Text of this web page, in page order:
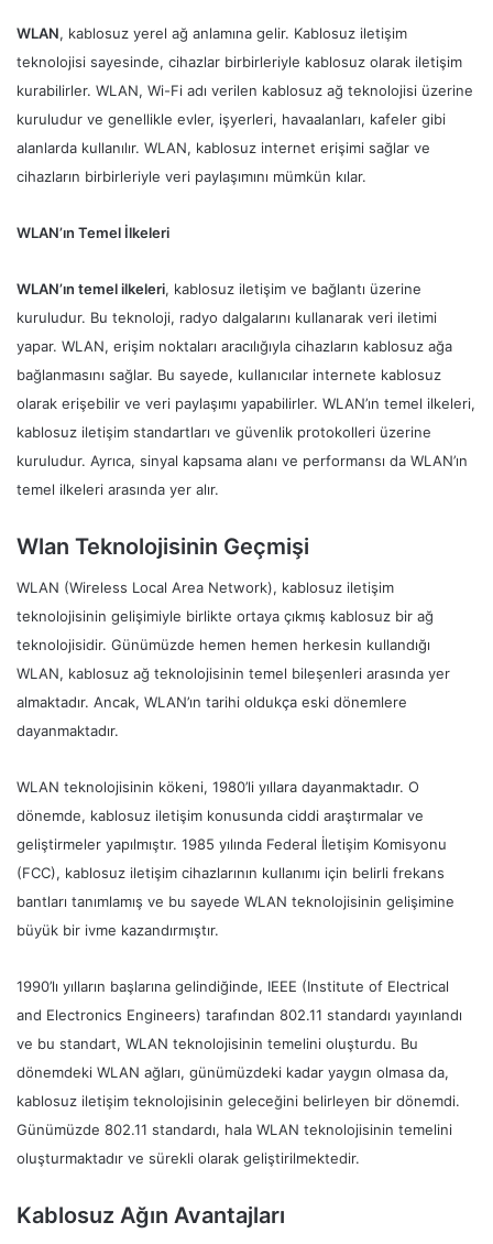
WLAN, kablosuz yerel ağ anlamına gelir. Kablosuz iletişim
teknolojisi sayesinde, cihazlar birbirleriyle kablosuz olarak iletişim
kurabilirler. WLAN, Wi-Fi adı verilen kablosuz ağ teknolojisi üzerine
kuruludur ve genellikle evler, işyerleri, havaalanları, kafeler gibi
alanlarda kullanılır. WLAN, kablosuz internet erişimi sağlar ve
cihazların birbirleriyle veri paylaşımını mümkün kılar.
WLAN’ın Temel İlkeleri
WLAN’ın temel ilkeleri, kablosuz iletişim ve bağlantı üzerine
kuruludur. Bu teknoloji, radyo dalgalarını kullanarak veri iletimi
yapar. WLAN, erişim noktaları aracılığıyla cihazların kablosuz ağa
bağlanmasını sağlar. Bu sayede, kullanıcılar internete kablosuz
olarak erişebilir ve veri paylaşımı yapabilirler. WLAN’ın temel ilkeleri,
kablosuz iletişim standartları ve güvenlik protokolleri üzerine
kuruludur. Ayrıca, sinyal kapsama alanı ve performansı da WLAN’ın
temel ilkeleri arasında yer alır.
Wlan Teknolojisinin Geçmişi
WLAN (Wireless Local Area Network), kablosuz iletişim
teknolojisinin gelişimiyle birlikte ortaya çıkmış kablosuz bir ağ
teknolojisidir. Günümüzde hemen hemen herkesin kullandığı
WLAN, kablosuz ağ teknolojisinin temel bileşenleri arasında yer
almaktadır. Ancak, WLAN’ın tarihi oldukça eski dönemlere
dayanmaktadır.
WLAN teknolojisinin kökeni, 1980’li yıllara dayanmaktadır. O
dönemde, kablosuz iletişim konusunda ciddi araştırmalar ve
geliştirmeler yapılmıştır. 1985 yılında Federal İletişim Komisyonu
(FCC), kablosuz iletişim cihazlarının kullanımı için belirli frekans
bantları tanımlamış ve bu sayede WLAN teknolojisinin gelişimine
büyük bir ivme kazandırmıştır.
1990’lı yılların başlarına gelindiğinde, IEEE (Institute of Electrical
and Electronics Engineers) tarafından 802.11 standardı yayınlandı
ve bu standart, WLAN teknolojisinin temelini oluşturdu. Bu
dönemdeki WLAN ağları, günümüzdeki kadar yaygın olmasa da,
kablosuz iletişim teknolojisinin geleceğini belirleyen bir dönemdi.
Günümüzde 802.11 standardı, hala WLAN teknolojisinin temelini
oluşturmaktadır ve sürekli olarak geliştirilmektedir.
Kablosuz Ağın Avantajları